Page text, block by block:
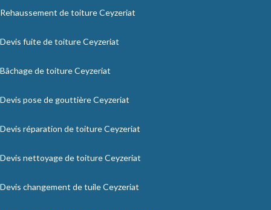
Rehaussement de toiture Ceyzeriat
Devis fuite de toiture Ceyzeriat
Bâchage de toiture Ceyzeriat
Devis pose de gouttière Ceyzeriat
Devis réparation de toiture Ceyzeriat
Devis nettoyage de toiture Ceyzeriat
Devis changement de tuile Ceyzeriat